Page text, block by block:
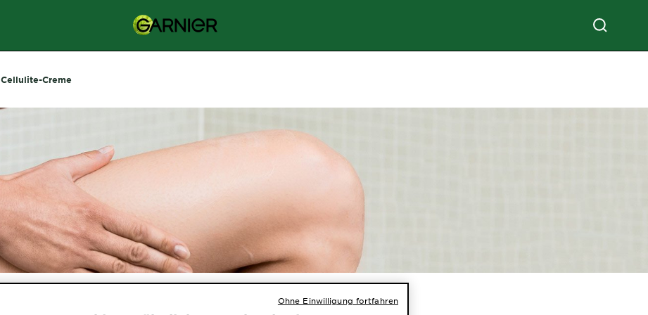
Cellulite-Creme
Creme Ohne Einwilligung fortfahren